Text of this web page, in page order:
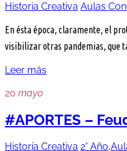
Historia Creativa Aulas
En ésta época, claramente, el
visibilizar otras pandemias, que
Leer más
20 mayo
#APORTES –
Historia Creativa 2° Año,